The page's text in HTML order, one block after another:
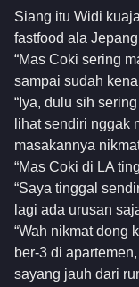
Siang itu Widi
fastfood ala
“Mas Coki sering
sampai sudah
“Iya, dulu sih
lihat sendiri nggak
masakannya
“Mas Coki di LA
“Saya tinggal
lagi ada urusan
“Wah nikmat dong
ber-3 di
sayang jauh dari